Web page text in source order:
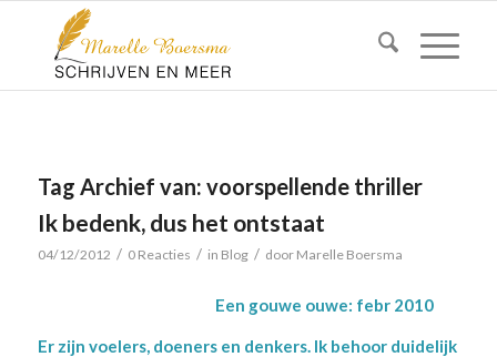
Tag Archief van: voorspellende thriller
Ik bedenk, dus het ontstaat
04/12/2012 / 0 Reacties / in Blog / door Marelle Boersma
Een gouwe ouwe: febr 2010
Er zijn voelers, doeners en denkers. Ik behoor duidelijk